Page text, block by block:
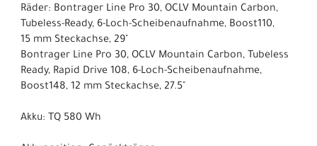
Räder: Bontrager Line Pro 30, OCLV Mountain Carbon,
Tubeless-Ready, 6-Loch-Scheibenaufnahme, Boost110,
15 mm Steckachse, 29"
Bontrager Line Pro 30, OCLV Mountain Carbon, Tubeless
Ready, Rapid Drive 108, 6-Loch-Scheibenaufnahme,
Boost148, 12 mm Steckachse, 27.5"
Akku: TQ 580 Wh